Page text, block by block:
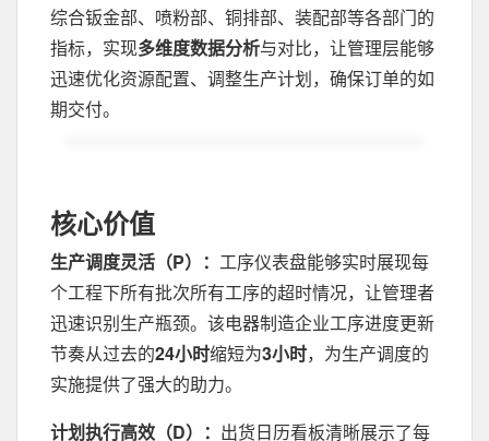
综合钣金部、喷粉部、铜排部、装配部等各部门的
指标，实现多维度数据分析与对比，让管理层能够
迅速优化资源配置、调整生产计划，确保订单的如
期交付。
核心价值
生产调度灵活（P）： 工序仪表盘能够实时展现每
个工程下所有批次所有工序的超时情况，让管理者
迅速识别生产瓶颈。该电器制造企业工序进度更新
节奏从过去的24小时缩短为3小时，为生产调度的
实施提供了强大的助力。
计划执行高效（D）： 出货日历看板清晰展示了每